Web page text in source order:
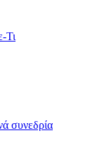
Τι
συνεδρία